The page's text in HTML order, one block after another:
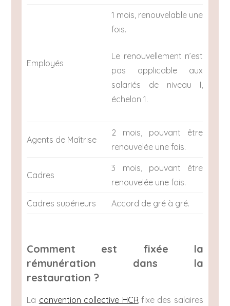
Employés
1 mois, renouvelable une
fois.
Le renouvellement n’est
pas applicable aux
salariés de niveau I,
échelon 1.
Agents de Maîtrise
2 mois, pouvant être
renouvelée une fois.
Cadres
3 mois, pouvant être
renouvelée une fois.
Cadres supérieurs Accord de gré à gré.
Comment est fixée la
rémunération dans la
restauration ?
La convention collective HCRfixe des salaires